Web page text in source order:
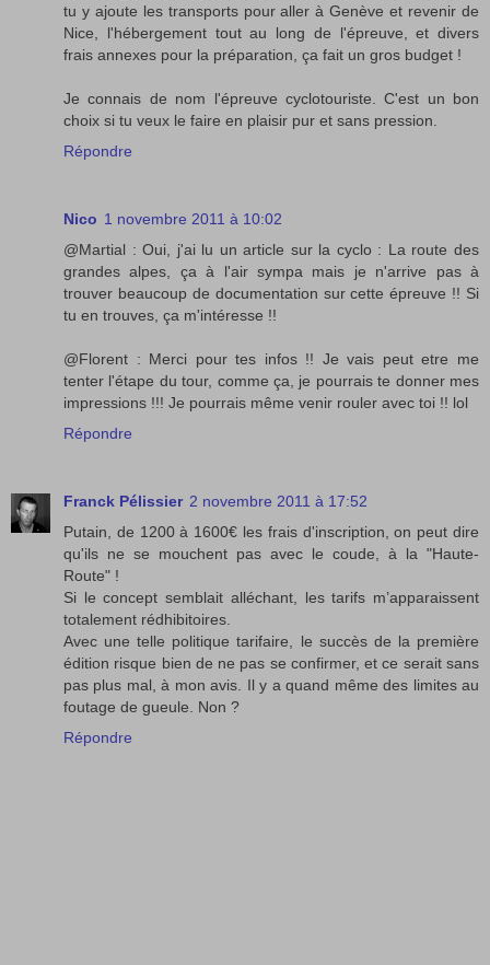
tu y ajoute les transports pour aller à Genève et revenir de
Nice, l'hébergement tout au long de l'épreuve, et divers
frais annexes pour la préparation, ça fait un gros budget !
Je connais de nom l'épreuve cyclotouriste. C'est un bon
choix si tu veux le faire en plaisir pur et sans pression.
Répondre
Nico 1 novembre 2011 à 10:02
@Martial : Oui, j'ai lu un article sur la cyclo : La route des
grandes alpes, ça à l'air sympa mais je n'arrive pas à
trouver beaucoup de documentation sur cette épreuve !! Si
tu en trouves, ça m'intéresse !!
@Florent : Merci pour tes infos !! Je vais peut etre me
tenter l'étape du tour, comme ça, je pourrais te donner mes
impressions !!! Je pourrais même venir rouler avec toi !! lol
Répondre
Franck Pélissier 2 novembre 2011 à 17:52
Putain, de 1200 à 1600€ les frais d'inscription, on peut dire
qu'ils ne se mouchent pas avec le coude, à la "Haute-
Route" !
Si le concept semblait alléchant, les tarifs m’apparaissent
totalement rédhibitoires.
Avec une telle politique tarifaire, le succès de la première
édition risque bien de ne pas se confirmer, et ce serait sans
pas plus mal, à mon avis. Il y a quand même des limites au
foutage de gueule. Non ?
Répondre